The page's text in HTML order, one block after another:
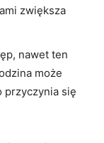
zwiększa
nawet‍ ten
może‌
przyczynia się⁢